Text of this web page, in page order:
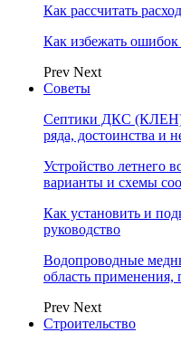
Как рассчитать
Как избежать
Prev Next
Советы
Септики ДКС (КЛЕН):
ряда, достоинства и
Устройство летнего
варианты и схемы
Как установить и
руководство
Водопроводные
область применения,
Prev Next
Строительство